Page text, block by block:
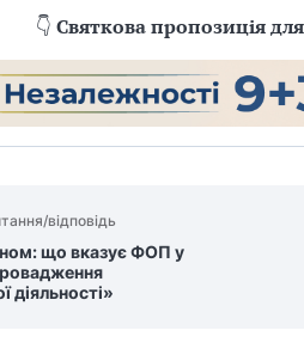
👇 Святкова пропозиція для
відповідь
що вказує ФОП у
діяльності»